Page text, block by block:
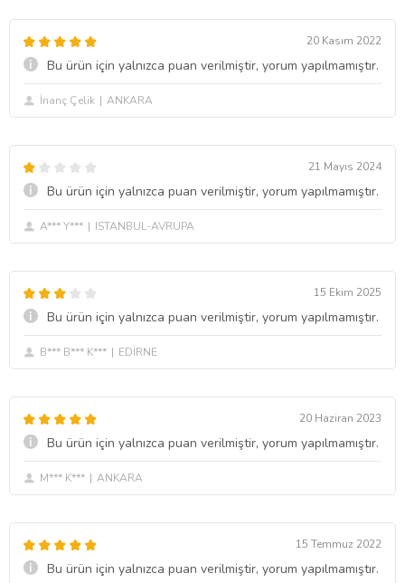
20 Kasım 2022
Bu ürün için yalnızca puan verilmiştir, yorum yapılmamıştır.
İnanç Çelik ANKARA
21 Mayıs 2024
Bu ürün için yalnızca puan verilmiştir, yorum yapılmamıştır.
A*** Y*** ISTANBUL-AVRUPA
15 Ekim 2025
Bu ürün için yalnızca puan verilmiştir, yorum yapılmamıştır.
B*** B*** K*** EDİRNE
20 Haziran 2023
Bu ürün için yalnızca puan verilmiştir, yorum yapılmamıştır.
M*** K*** ANKARA
15 Temmuz 2022
Bu ürün için yalnızca puan verilmiştir, yorum yapılmamıştır.